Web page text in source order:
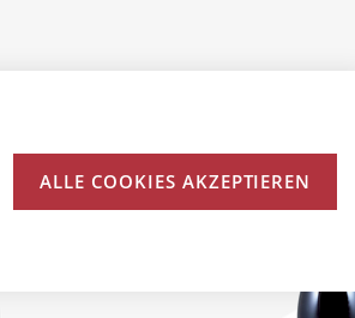
BIO
ALLE COOKIES AKZEPTIEREN